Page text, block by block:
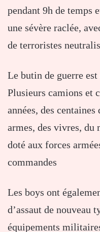
pendant 9h de temps
une sévère raclée,
de terroristes
Le butin de guerre
Plusieurs camions et
années, des centaines
armes, des vivres,
doté aux forces
commandes
Les boys ont
d’assaut de nouveau
équipements